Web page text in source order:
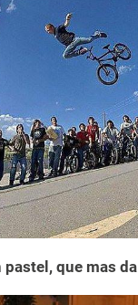
que mas da